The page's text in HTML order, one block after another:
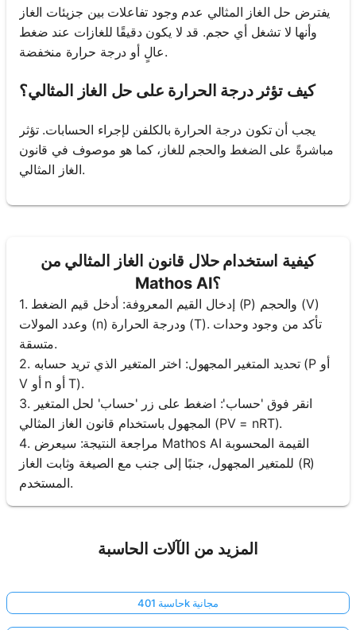
يفترض حل الغاز المثالي عدم وجود تفاعلات بين جزيئات الغاز
وأنها لا تشغل أي حجم. قد لا يكون دقيقًا للغازات عند ضغط
عالٍ أو درجة حرارة منخفضة.
كيف تؤثر درجة الحرارة على حل الغاز المثالي؟
يجب أن تكون درجة الحرارة بالكلفن لإجراء الحسابات. تؤثر
مباشرةً على الضغط والحجم للغاز، كما هو موصوف في قانون
الغاز المثالي.
كيفية استخدام حلال قانون الغاز المثالي من
Mathos AI؟
1. إدخال القيم المعروفة: أدخل قيم الضغط (P) والحجم (V)
وعدد المولات (n) ودرجة الحرارة (T). تأكد من وجود وحدات
متسقة.
2. تحديد المتغير المجهول: اختر المتغير الذي تريد حسابه (P أو
V أو n أو T).
3. انقر فوق 'حساب': اضغط على زر 'حساب' لحل المتغير
المجهول باستخدام قانون الغاز المثالي (PV = nRT).
4. مراجعة النتيجة: سيعرض Mathos AI القيمة المحسوبة
للمتغير المجهول، جنبًا إلى جنب مع الصيغة وثابت الغاز (R)
المستخدم.
المزيد من الآلات الحاسبة
حاسبة 401k مجانية